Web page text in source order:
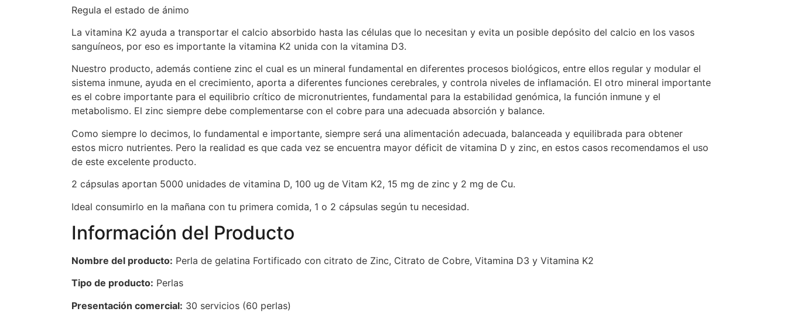
Regula el estado de ánimo
La vitamina K2 ayuda a transportar el calcio absorbido hasta las células que lo necesitan y evita un posible depósito del calcio en los vasos
sanguíneos, por eso es importante la vitamina K2 unida con la vitamina D3.
Nuestro producto, además contiene zinc el cual es un mineral fundamental en diferentes procesos biológicos, entre ellos regular y modular el
sistema inmune, ayuda en el crecimiento, aporta a diferentes funciones cerebrales, y controla niveles de inflamación. El otro mineral importante
es el cobre importante para el equilibrio crítico de micronutrientes, fundamental para la estabilidad genómica, la función inmune y el
metabolismo. El zinc siempre debe complementarse con el cobre para una adecuada absorción y balance.
Como siempre lo decimos, lo fundamental e importante, siempre será una alimentación adecuada, balanceada y equilibrada para obtener
estos micro nutrientes. Pero la realidad es que cada vez se encuentra mayor déficit de vitamina D y zinc, en estos casos recomendamos el uso
de este excelente producto.
2 cápsulas aportan 5000 unidades de vitamina D, 100 ug de Vitam K2, 15 mg de zinc y 2 mg de Cu.
Ideal consumirlo en la mañana con tu primera comida, 1 o 2 cápsulas según tu necesidad.
Información del Producto
Nombre del producto: Perla de gelatina Fortificado con citrato de Zinc, Citrato de Cobre, Vitamina D3 y Vitamina K2
Tipo de producto: Perlas
Presentación comercial: 30 servicios (60 perlas)